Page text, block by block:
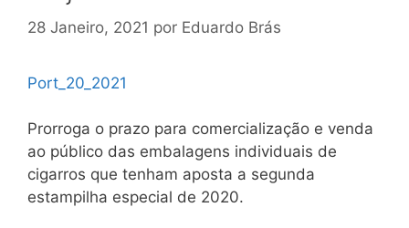
28 Janeiro, 2021 por Eduardo Brás
Port_20_2021
Prorroga o prazo para comercialização e venda
ao público das embalagens individuais de
cigarros que tenham aposta a segunda
estampilha especial de 2020.